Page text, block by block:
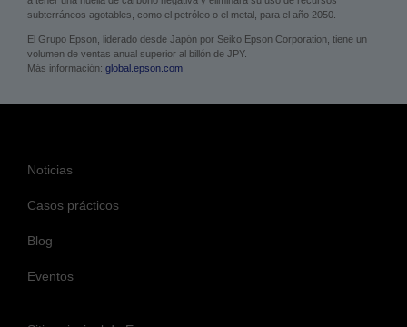
subterráneos agotables, como el petróleo o el metal, para el año 2050.
El Grupo Epson, liderado desde Japón por Seiko Epson Corporation, tiene un
volumen de ventas anual superior al billón de JPY.
Más información: global.epson.com
Noticias
Casos prácticos
Blog
Eventos